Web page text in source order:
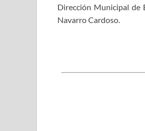
Dirección Municipal de
Navarro Cardoso.